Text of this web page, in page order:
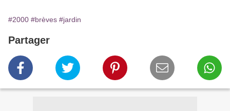
#2000 #brèves #jardin
Partager